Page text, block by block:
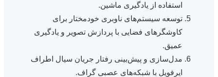
استفاده از یادگیری ماشین.
توسعه سیستم‌های ناوبری خودمختار برای
کاوشگرهای فضایی با پردازش تصویر و یادگیری
عمیق.
مدل‌سازی و پیش‌بینی رفتار جریان سیال اطراف
ایرفویل با شبکه‌های عصبی گراف.